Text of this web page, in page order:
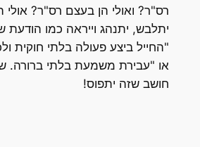
רס"ר? ואולי הן בעצם רס"ר?
יתלבש, יתנהג וייראה כמו הודעת
"החייל ביצע פעולה בלתי חוקית
או "עבירת משמעת בלתי ברורה.
חושב שזה יתפוס!